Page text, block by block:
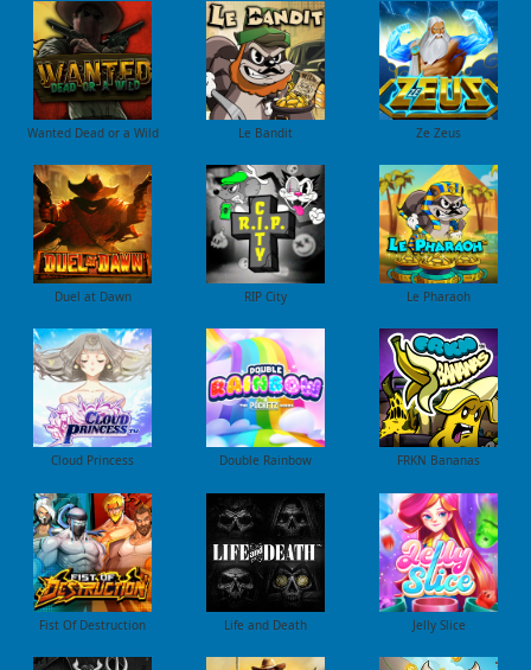
Wanted Dead or a Wild Le Bandit Ze Zeus
Duel at Dawn RIP City Le Pharaoh
Cloud Princess Double Rainbow FRKN Bananas
Fist Of Destruction Life and Death Jelly Slice